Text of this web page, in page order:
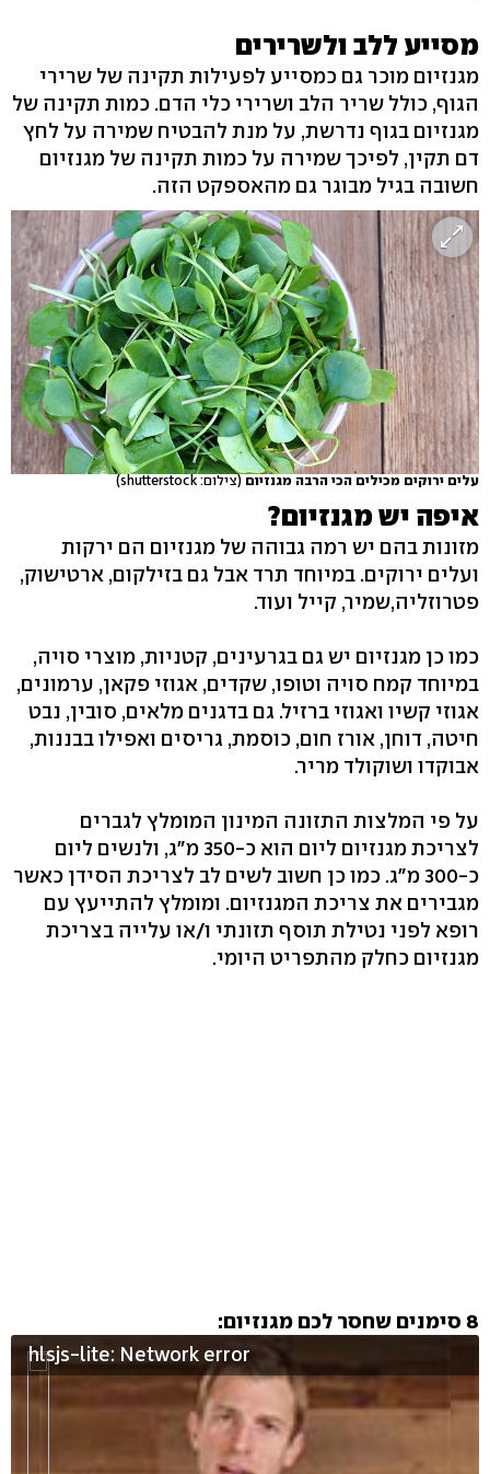
מסייע ללב ולשרירים
מגנזיום מוכר גם כמסייע לפעילות תקינה של שרירי
הגוף, כולל שריר הלב ושרירי כלי הדם. כמות תקינה של
מגנזיום בגוף נדרשת, על מנת להבטיח שמירה על לחץ
דם תקין, לפיכך שמירה על כמות תקינה של מגנזיום
חשובה בגיל מבוגר גם מהאספקט הזה.
עלים ירוקים מכילים הכי הרבה מגנזיום(צילום: shutterstock)
איפה יש מגנזיום?
מזונות בהם יש רמה גבוהה של מגנזיום הם ירקות
ועלים ירוקים. במיוחד תרד אבל גם בזילקום, ארטישוק,
פטרוזליה,שמיר, קייל ועוד.
כמו כן מגנזיום יש גם בגרעינים, קטניות, מוצרי סויה,
במיוחד קמח סויה וטופו, שקדים, אגוזי פקאן, ערמונים,
אגוזי קשיו ואגוזי ברזיל. גם בדגנים מלאים, סובין, נבט
חיטה, דוחן, אורז חום, כוסמת, גריסים ואפילו בבננות,
אבוקדו ושוקולד מריר.
על פי המלצות התזונה המינון המומלץ לגברים
לצריכת מגנזיום ליום הוא כ-350 מ"ג, ולנשים ליום
כ-300 מ"ג. כמו כן חשוב לשים לב לצריכת הסידן כאשר
מגבירים את צריכת המגנזיום. ומומלץ להתייעץ עם
רופא לפני נטילת תוסף תזונתי ו/או עלייה בצריכת
מגנזיום כחלק מהתפריט היומי.
8 סימנים שחסר לכם מגנזיום:
hlsjs-lite: Network error